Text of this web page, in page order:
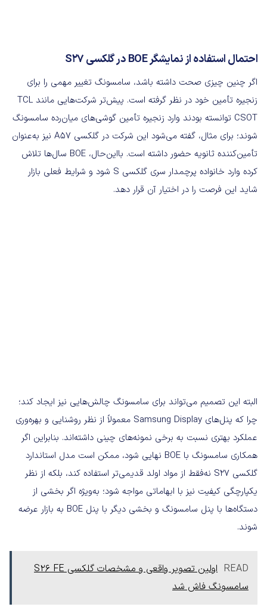
احتمال استفاده از نمایشگر BOE در گلکسی S27
اگر چنین چیزی صحت داشته باشد، سامسونگ تغییر مهمی را برای
زنجیره تأمین خود در نظر گرفته است. پیش‌تر شرکت‌هایی مانند TCL
CSOT توانسته بودند وارد زنجیره تأمین گوشی‌های میان‌رده سامسونگ
شوند؛ برای مثال، گفته می‌شود این شرکت در گلکسی A57 نیز به‌عنوان
تأمین‌کننده ثانویه حضور داشته است. بااین‌حال، BOE سال‌ها تلاش
کرده وارد خانواده پرچمدار سری گلکسی S شود و شرایط فعلی بازار
شاید این فرصت را در اختیار آن قرار دهد.
البته این تصمیم می‌تواند برای سامسونگ چالش‌هایی نیز ایجاد کند؛
چرا که پنل‌های Samsung Display معمولاً از نظر روشنایی و بهره‌وری
عملکرد بهتری نسبت به برخی نمونه‌های چینی داشته‌اند. بنابراین اگر
همکاری سامسونگ با BOE نهایی شود، ممکن است مدل استاندارد
گلکسی S27 نه‌فقط از مواد اولد قدیمی‌تر استفاده کند، بلکه از نظر
یکپارچگی کیفیت نیز با ابهاماتی مواجه شود؛ به‌ویژه اگر بخشی از
دستگاه‌ها با پنل سامسونگ و بخشی دیگر با پنل BOE به بازار عرضه
شوند.
READ
اولین تصویر واقعی و مشخصات گلکسی S26 FE
سامسونگ فاش شد